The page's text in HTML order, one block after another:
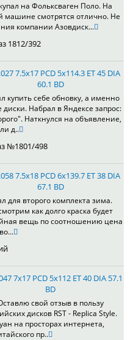
на Фольксваген Поло. На
машине смотрятся отлично. Не
компании Азовдиск...
1812/392
7.5x17 PCD 5x114.3 ET 45 DIA
60.1 BD
купить себе обновку, а именно
диски. Набрал в Яндексе запрос:
Наткнулся на объявление,
д..
№1801/498
7.5x18 PCD 6x139.7 ET 38 DIA
67.1 BD
для второго комплекта зима.
как долго краска будет
вещь по соотношению цена
7x17 PCD 5x112 ET 40 DIA 57.1
BD
свой отзыв в пользу
дисков RST - Replica Style.
на просторах интернета,
пр..